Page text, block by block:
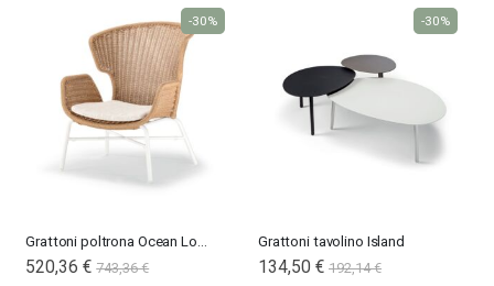
Grattoni poltrona Ocean Lounge
Special
Price
520,36 € 743,36 €
-30%
Grattoni tavolino Island
134,50 € 192,14 €
-30%